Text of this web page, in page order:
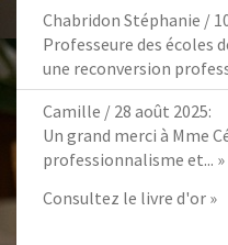
Chabridon Stéphanie /
Professeure des écoles
une reconversion
Camille / 28 août 2025:
Un grand merci à Mme
professionnalisme et... »
Consultez le livre d'or »